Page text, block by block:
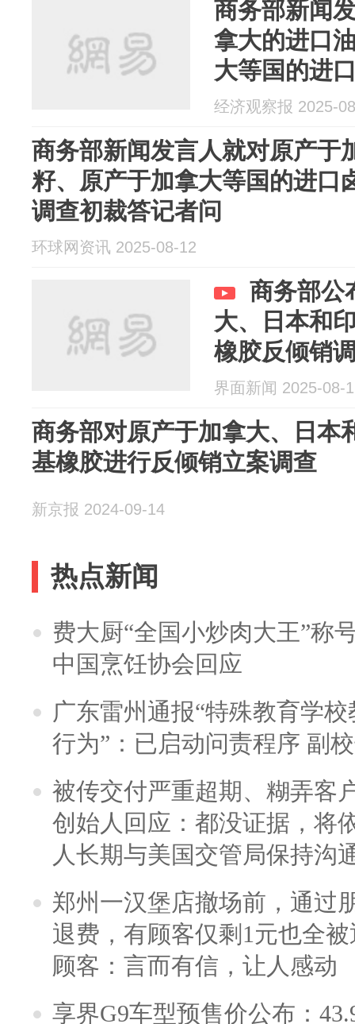
商务部新闻
拿大的进口
大等国的进
销调查初裁
经济观察报 2025-
商务部新闻发言人就对原产于
籽、原产于加拿大等国的进口
调查初裁答记者问
环球网资讯 2025-08-12
商务部公
大、日本和
橡胶反倾销
界面新闻 2025-08-
商务部对原产于加拿大、日本
基橡胶进行反倾销立案调查
新京报 2024-09-14
热点新闻
费大厨“全国小炒肉大王”称
中国烹饪协会回应
广东雷州通报“特殊教育学
行为”：已启动问责程序 副
被传交付严重超期、糊弄客
创始人回应：都没证据，将
人长期与美国交管局保持沟
郑州一汉堡店撤场前，通过
退费，有顾客仅剩1元也全
顾客：言而有信，让人感动
享界G9车型预售价公布：